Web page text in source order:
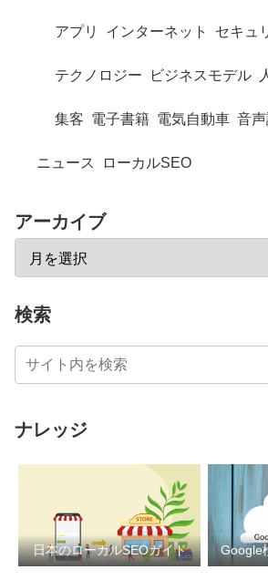
アプリ インターネット セキュ
テクノロジー ビジネスモデル
集客 電子書籍 電気自動車 音
ニュース ローカルSEO
アーカイブ
検索
ナレッジ
日本のローカルSEOガイド Google